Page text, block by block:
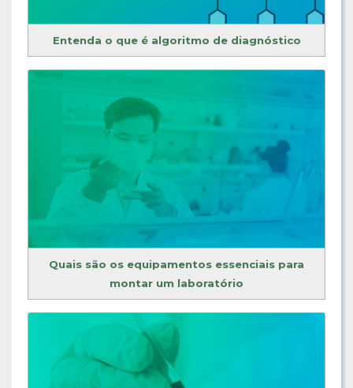
Entenda o que é algoritmo de diagnóstico
Quais são os equipamentos essenciais para
montar um laboratório